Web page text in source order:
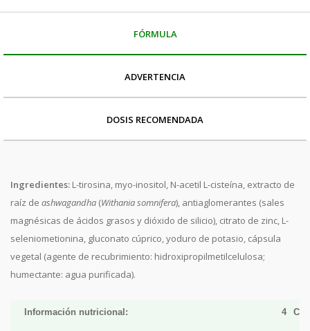
FÓRMULA
ADVERTENCIA
DOSIS RECOMENDADA
Ingredientes: L-tirosina, myo-inositol, N-acetil L-cisteína, extracto de
raíz de ashwagandha (Withaniasomnifera), antiaglomerantes (sales
magnésicas de ácidos grasos y dióxido de silicio), citrato de zinc, L-
seleniometionina, gluconato cúprico, yoduro de potasio, cápsula
vegetal (agente de recubrimiento: hidroxipropilmetilcelulosa;
humectante: agua purificada).
Información nutricional: 4